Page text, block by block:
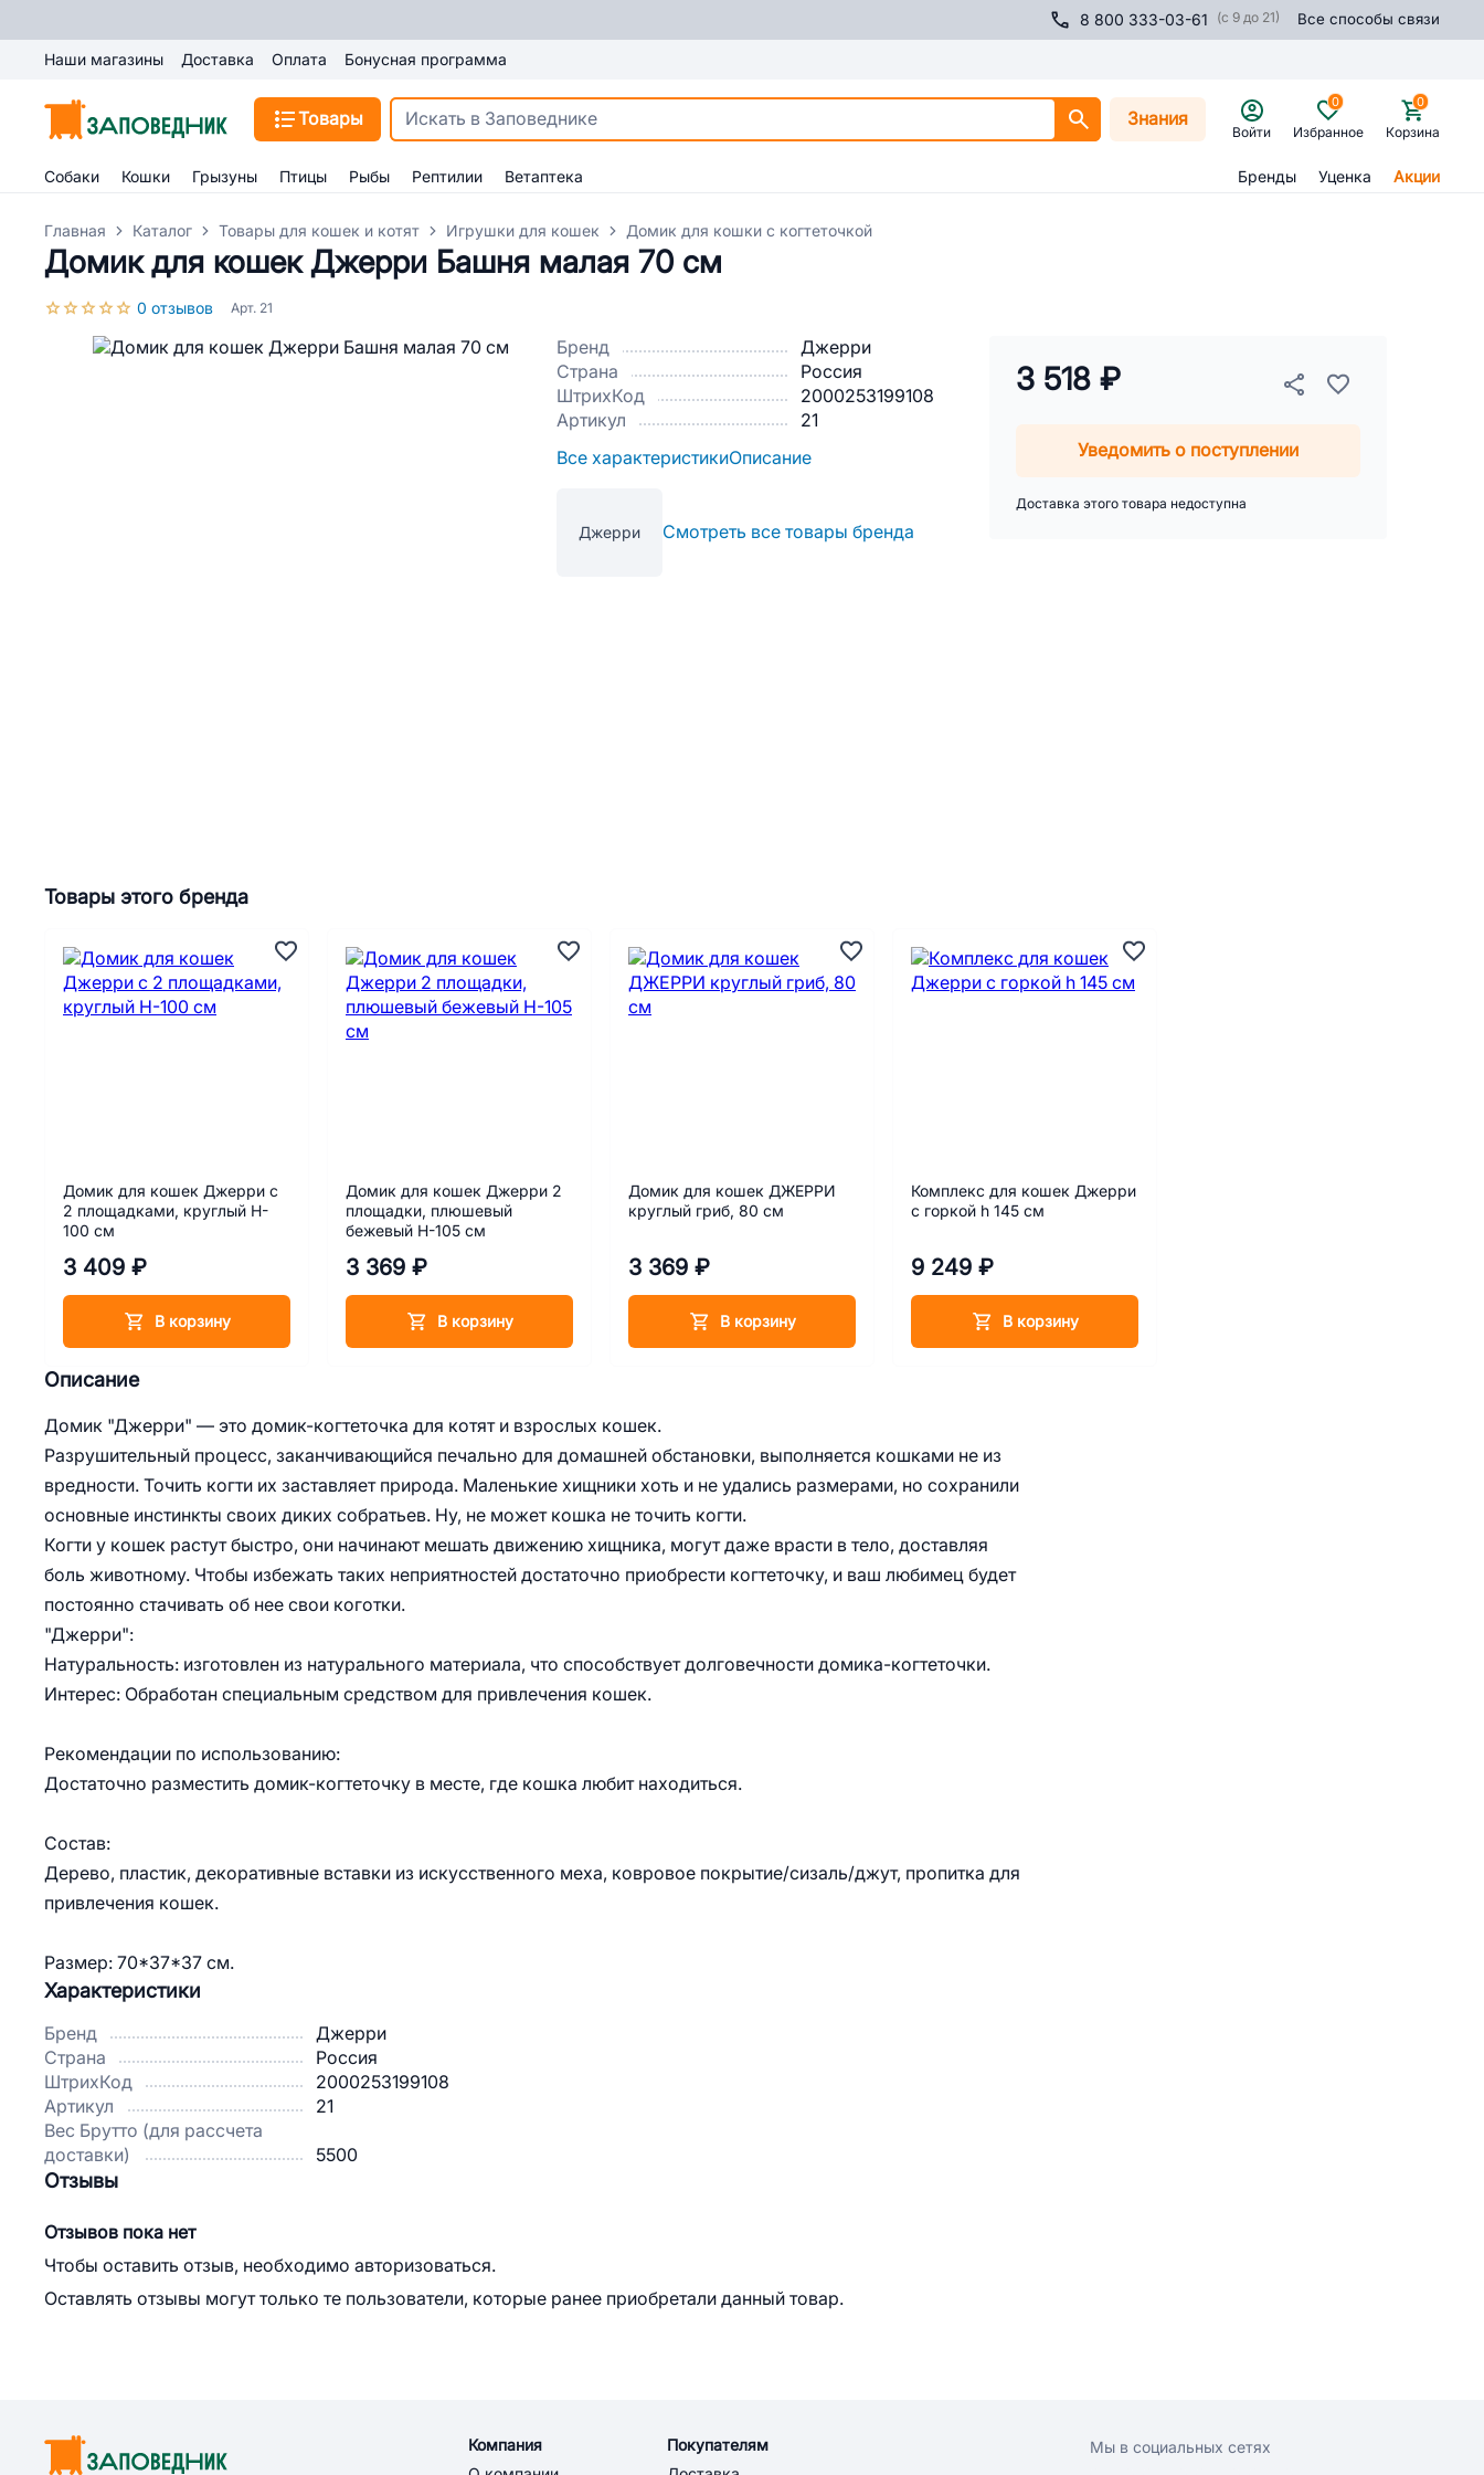
8 800 333-03-61 (с 9 до 21) Все способы связи
Наши магазины Доставка Оплата Бонусная программа
Товары Знания
Войти Избранное
0
Корзина
0
Собаки Кошки Грызуны Птицы Рыбы Рептилии Ветаптека Бренды Уценка Акции
Главная Каталог Товары для кошек и котят Игрушки для кошек Домик для кошки с когтеточкой
Домик для кошек Джерри Башня малая 70 см
0 отзывов Арт. 21
Бренд
Джерри
Страна
Россия
ШтрихКод
2000253199108
Артикул
21
Все характеристикиОписание
Джерри Смотреть все товары бренда
3 518 ₽
Уведомить о поступлении
Доставка этого товара недоступна
Описание
Домик "Джерри" — это домик-когтеточка для котят и взрослых кошек.
Разрушительный процесс, заканчивающийся печально для домашней обстановки, выполняется кошками не из
вредности. Точить когти их заставляет природа. Маленькие хищники хоть и не удались размерами, но сохранили
основные инстинкты своих диких собратьев. Ну, не может кошка не точить когти.
Когти у кошек растут быстро, они начинают мешать движению хищника, могут даже врасти в тело, доставляя
боль животному. Чтобы избежать таких неприятностей достаточно приобрести когтеточку, и ваш любимец будет
постоянно стачивать об нее свои коготки.
"Джерри":
Натуральность: изготовлен из натурального материала, что способствует долговечности домика-когтеточки.
Интерес: Обработан специальным средством для привлечения кошек.
Рекомендации по использованию:
Достаточно разместить домик-когтеточку в месте, где кошка любит находиться.
Состав:
Дерево, пластик, декоративные вставки из искусственного меха, ковровое покрытие/сизаль/джут, пропитка для
привлечения кошек.
Размер: 70*37*37 см.
Товары этого бренда
Домик для кошек Джерри с
2 площадками, круглый H-
100 см
3 409 ₽
В корзину
Домик для кошек Джерри 2
площадки, плюшевый
бежевый H-105 см
3 369 ₽
В корзину
Домик для кошек ДЖЕРРИ
круглый гриб, 80 см
3 369 ₽
В корзину
Комплекс для кошек Джерри
с горкой h 145 cм
9 249 ₽
В корзину
Характеристики
Бренд
Джерри
Страна
Россия
ШтрихКод
2000253199108
Артикул
21
Вес Брутто (для рассчета
доставки)
5500
Отзывы
Отзывов пока нет
Чтобы оставить отзыв, необходимо авторизоваться.
Оставлять отзывы могут только те пользователи, которые ранее приобретали данный товар.
Компания
Покупателям
Мы в социальных сетях